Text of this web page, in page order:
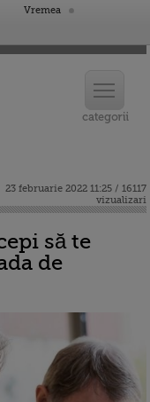
Vremea
23 februarie 2022 11:25 / 16117
vizualizari
să te
de